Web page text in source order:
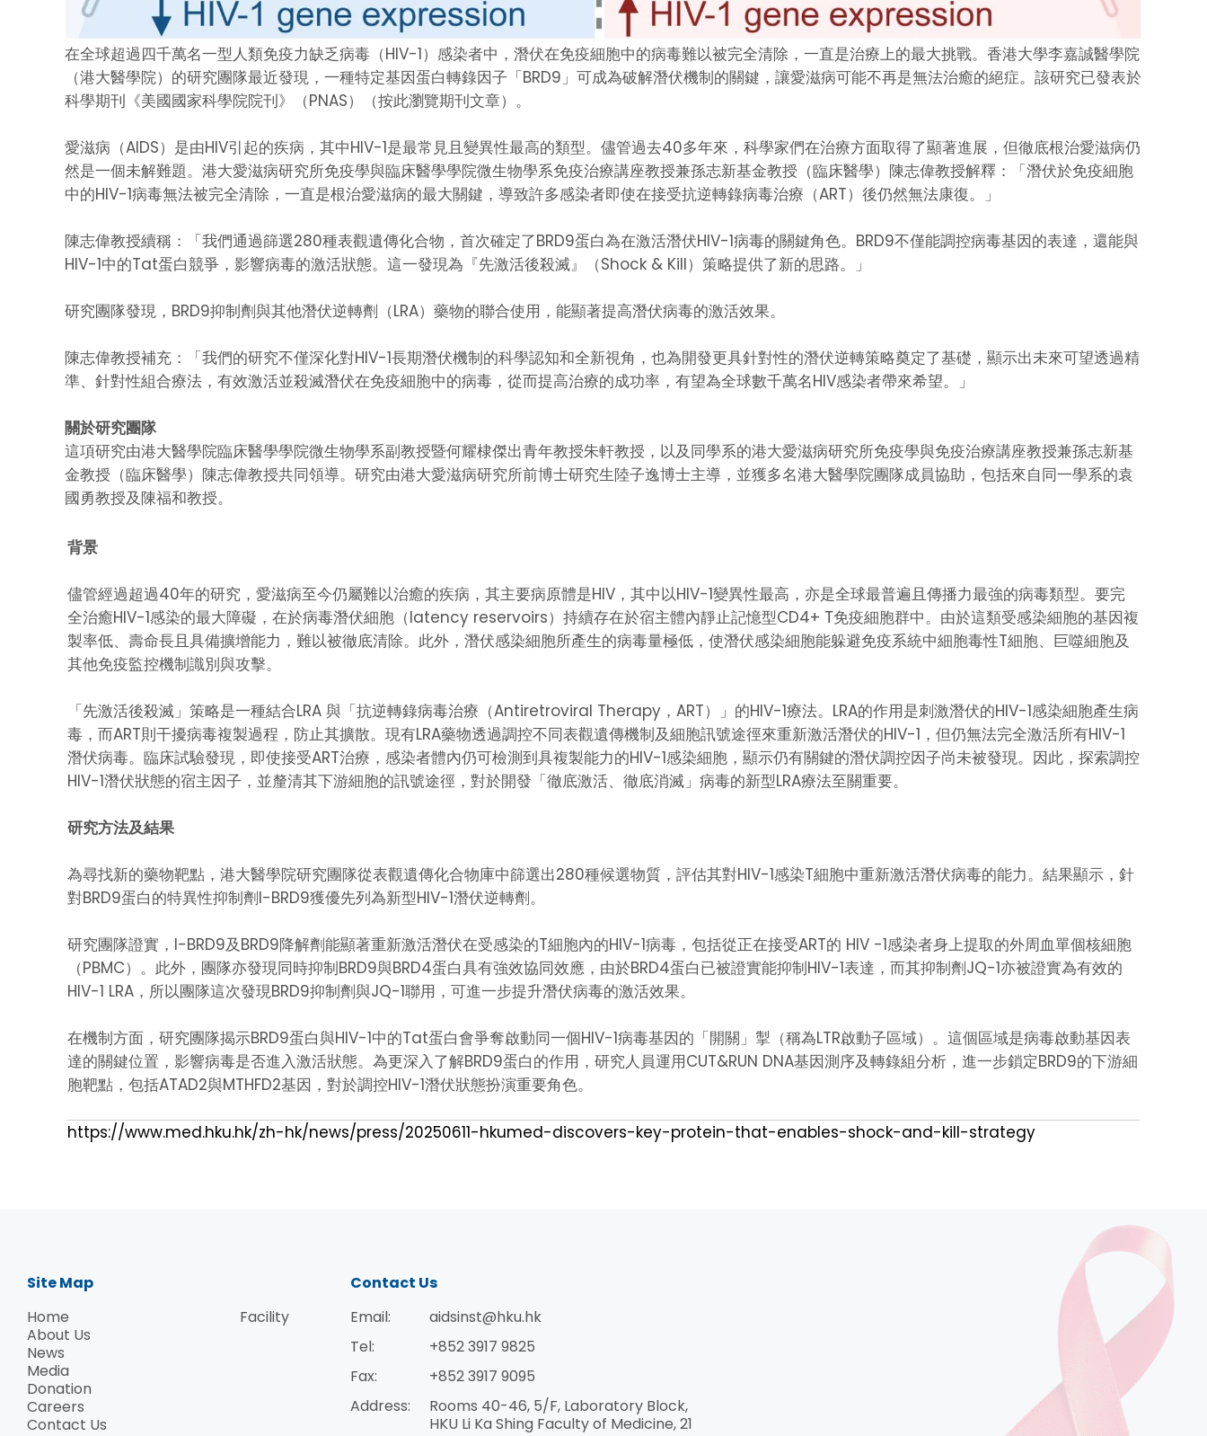
在全球超過四千萬名一型人類免疫力缺乏病毒（HIV-1）感染者中，潛伏在免疫細胞中的病毒難以被完全清除，一直是治療上的最大挑戰。香港大學李嘉誠醫學院
（港大醫學院）的研究團隊最近發現，一種特定基因蛋白轉錄因子「BRD9」可成為破解潛伏機制的關鍵，讓愛滋病可能不再是無法治癒的絕症。該研究已發表於
科學期刊《美國國家科學院院刊》（PNAS）（按此瀏覽期刊文章）。
愛滋病（AIDS）是由HIV引起的疾病，其中HIV-1是最常見且變異性最高的類型。儘管過去40多年來，科學家們在治療方面取得了顯著進展，但徹底根治愛滋病仍
然是一個未解難題。港大愛滋病研究所免疫學與臨床醫學學院微生物學系免疫治療講座教授兼孫志新基金教授（臨床醫學）陳志偉教授解釋：「潛伏於免疫細胞
中的HIV-1病毒無法被完全清除，一直是根治愛滋病的最大關鍵，導致許多感染者即使在接受抗逆轉錄病毒治療（ART）後仍然無法康復。」
陳志偉教授續稱：「我們通過篩選280種表觀遺傳化合物，首次確定了BRD9蛋白為在激活潛伏HIV-1病毒的關鍵角色。BRD9不僅能調控病毒基因的表達，還能與
HIV-1中的Tat蛋白競爭，影響病毒的激活狀態。這一發現為『先激活後殺滅』（Shock & Kill）策略提供了新的思路。」
研究團隊發現，BRD9抑制劑與其他潛伏逆轉劑（LRA）藥物的聯合使用，能顯著提高潛伏病毒的激活效果。
陳志偉教授補充：「我們的研究不僅深化對HIV-1長期潛伏機制的科學認知和全新視角，也為開發更具針對性的潛伏逆轉策略奠定了基礎，顯示出未來可望透過精
準、針對性組合療法，有效激活並殺滅潛伏在免疫細胞中的病毒，從而提高治療的成功率，有望為全球數千萬名HIV感染者帶來希望。」
關於研究團隊
這項研究由港大醫學院臨床醫學學院微生物學系副教授暨何耀棣傑出青年教授朱軒教授，以及同學系的港大愛滋病研究所免疫學與免疫治療講座教授兼孫志新基
金教授（臨床醫學）陳志偉教授共同領導。研究由港大愛滋病研究所前博士研究生陸子逸博士主導，並獲多名港大醫學院團隊成員協助，包括來自同一學系的袁
國勇教授及陳福和教授。
背景
儘管經過超過40年的研究，愛滋病至今仍屬難以治癒的疾病，其主要病原體是HIV，其中以HIV-1變異性最高，亦是全球最普遍且傳播力最強的病毒類型。要完
全治癒HIV-1感染的最大障礙，在於病毒潛伏細胞（latency reservoirs）持續存在於宿主體內靜止記憶型CD4+ T免疫細胞群中。由於這類受感染細胞的基因複
製率低、壽命長且具備擴增能力，難以被徹底清除。此外，潛伏感染細胞所產生的病毒量極低，使潛伏感染細胞能躲避免疫系統中細胞毒性T細胞、巨噬細胞及
其他免疫監控機制識別與攻擊。
「先激活後殺滅」策略是一種結合LRA 與「抗逆轉錄病毒治療（Antiretroviral Therapy，ART）」的HIV-1療法。LRA的作用是刺激潛伏的HIV-1感染細胞產生病
毒，而ART則干擾病毒複製過程，防止其擴散。現有LRA藥物透過調控不同表觀遺傳機制及細胞訊號途徑來重新激活潛伏的HIV-1，但仍無法完全激活所有HIV-1
潛伏病毒。臨床試驗發現，即使接受ART治療，感染者體內仍可檢測到具複製能力的HIV-1感染細胞，顯示仍有關鍵的潛伏調控因子尚未被發現。因此，探索調控
HIV-1潛伏狀態的宿主因子，並釐清其下游細胞的訊號途徑，對於開發「徹底激活、徹底消滅」病毒的新型LRA療法至關重要。
研究方法及結果
為尋找新的藥物靶點，港大醫學院研究團隊從表觀遺傳化合物庫中篩選出280種候選物質，評估其對HIV-1感染T細胞中重新激活潛伏病毒的能力。結果顯示，針
對BRD9蛋白的特異性抑制劑I-BRD9獲優先列為新型HIV-1潛伏逆轉劑。
研究團隊證實，I-BRD9及BRD9降解劑能顯著重新激活潛伏在受感染的T細胞內的HIV-1病毒，包括從正在接受ART的 HIV -1感染者身上提取的外周血單個核細胞
（PBMC）。此外，團隊亦發現同時抑制BRD9與BRD4蛋白具有強效協同效應，由於BRD4蛋白已被證實能抑制HIV-1表達，而其抑制劑JQ-1亦被證實為有效的
HIV-1 LRA，所以團隊這次發現BRD9抑制劑與JQ-1聯用，可進一步提升潛伏病毒的激活效果。
在機制方面，研究團隊揭示BRD9蛋白與HIV-1中的Tat蛋白會爭奪啟動同一個HIV-1病毒基因的「開關」掣（稱為LTR啟動子區域）。這個區域是病毒啟動基因表
達的關鍵位置，影響病毒是否進入激活狀態。為更深入了解BRD9蛋白的作用，研究人員運用CUT&RUN DNA基因測序及轉錄組分析，進一步鎖定BRD9的下游細
胞靶點，包括ATAD2與MTHFD2基因，對於調控HIV-1潛伏狀態扮演重要角色。
https://www.med.hku.hk/zh-hk/news/press/20250611-hkumed-discovers-key-protein-that-enables-shock-and-kill-strategy
Site Map
Home
About Us
News
Media
Donation
Careers
Contact Us
Facility
Contact Us
Email:
aidsinst@hku.hk
Tel:
+852 3917 9825
Fax:
+852 3917 9095
Address:
Rooms 40-46, 5/F, Laboratory Block,
HKU Li Ka Shing Faculty of Medicine, 21